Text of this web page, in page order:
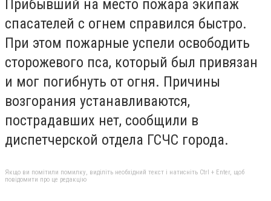
Прибывший на место пожара экипаж
спасателей с огнем справился быстро.
При этом пожарные успели освободить
сторожевого пса, который был привязан
и мог погибнуть от огня. Причины
возгорания устанавливаются,
пострадавших нет, сообщили в
диспетчерской отдела ГСЧС города.
Якщо ви помітили помилку, виділіть необхідний текст і натисніть Ctrl + Enter, щоб
повідомити про це редакцію